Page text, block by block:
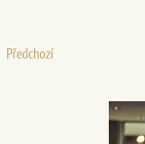
Předchozí